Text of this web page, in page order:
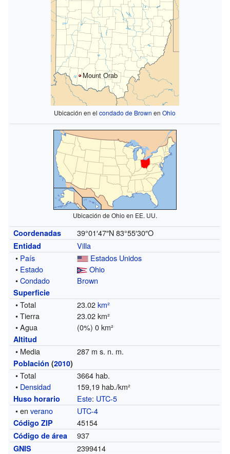
Mount Orab
Ubicación en elcondado de Brown enOhio
Ubicación de Ohio en EE. UU.
Coordenadas 39°01′47″N 83°55′30″O
Entidad
Villa
• País
Estados Unidos
• Estado
Ohio
•Condado Brown
Superficie
• Total 23.02km²
• Tierra
23.02 km²
• Agua
(0%) 0 km²
Altitud
• Media 287 m s. n. m.
Población (2010)
• Total
3664 hab.
• Densidad 159,19 hab./km²
Huso horario Este: UTC-5
• enverano UTC-4
Código ZIP 45154
Código de área 937
GNIS
2399414